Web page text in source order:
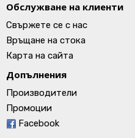
Обслужване на клиенти
Свържете се с нас
Връщане на стока
Карта на сайта
Допълнения
Производители
Промоции
Facebook